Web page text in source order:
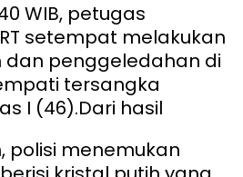
WIB, petugas
setempat melakukan
penggeledahan di
tersangka
I (46).Dari hasil
polisi menemukan